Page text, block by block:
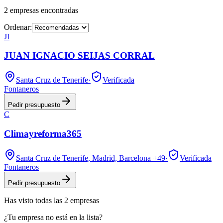
2 empresas encontradas
Ordenar:
JI
JUAN IGNACIO SEIJAS CORRAL
Santa Cruz de Tenerife·
Verificada
Fontaneros
Pedir presupuesto
C
Climayreforma365
Santa Cruz de Tenerife, Madrid, Barcelona +49·
Verificada
Fontaneros
Pedir presupuesto
Has visto todas las 2 empresas
¿Tu empresa no está en la lista?